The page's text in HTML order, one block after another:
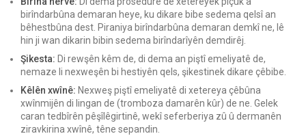
birîndarbûna demaran heye, ku dikare bibe sedema qelsî an
bêhestbûna dest. Piraniya birîndarbûna demaran demkî ne, lê
hin ji wan dikarin bibin sedema birîndarîyên demdirêj.
Şikesta: Di rewşên kêm de, di dema an piştî emeliyatê de,
nemaze li nexweşên bi hestiyên qels, şikestinek dikare çêbibe.
Kêlên xwînê: Nexweş piştî emeliyatê di xetereya çêbûna
xwînmijên di lingan de (tromboza damarên kûr) de ne. Gelek
caran tedbîrên pêşîlêgirtinê, wekî seferberiya zû û dermanên
ziravkirina xwînê, têne sepandin.